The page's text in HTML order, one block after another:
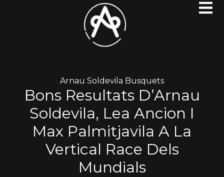
Arnau Soldevila Busquets
Bons Resultats D’Arnau
Soldevila, Lea Ancion I
Max Palmitjavila A La
Vertical Race Dels
Mundials